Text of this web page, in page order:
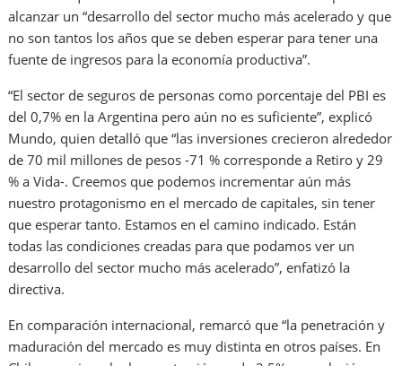
alcanzar un “desarrollo del sector mucho más acelerado y que
no son tantos los años que se deben esperar para tener una
fuente de ingresos para la economía productiva”.
“El sector de seguros de personas como porcentaje del PBI es
del 0,7% en la Argentina pero aún no es suficiente”, explicó
Mundo, quien detalló que “las inversiones crecieron alrededor
de 70 mil millones de pesos -71 % corresponde a Retiro y 29
% a Vida-. Creemos que podemos incrementar aún más
nuestro protagonismo en el mercado de capitales, sin tener
que esperar tanto. Estamos en el camino indicado. Están
todas las condiciones creadas para que podamos ver un
desarrollo del sector mucho más acelerado”, enfatizó la
directiva.
En comparación internacional, remarcó que “la penetración y
maduración del mercado es muy distinta en otros países. En